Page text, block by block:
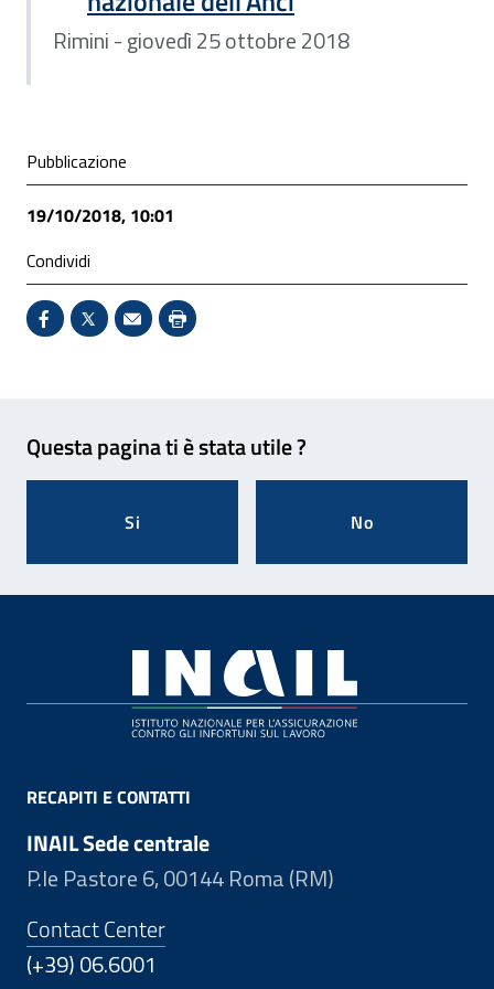
Rimini - giovedì 25 ottobre 2018
Condivisione social
Pubblicazione
19/10/2018, 10:01
Condividi
Condividi su Facebook - Sito esterno - Apertura in
X - Sito esterno - Apertura in nuova finestra
Invio Mail: apre il programma di posta
Stampa pagina: scelta meno
Questa pagina ti è stata utile ?
Si No
RECAPITI E CONTATTI
INAIL Sede centrale
P.le Pastore 6, 00144 Roma (RM)
Contact Center
(+39) 06.6001